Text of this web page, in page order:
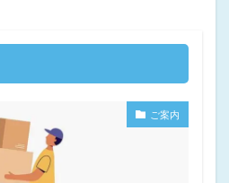
ご案内